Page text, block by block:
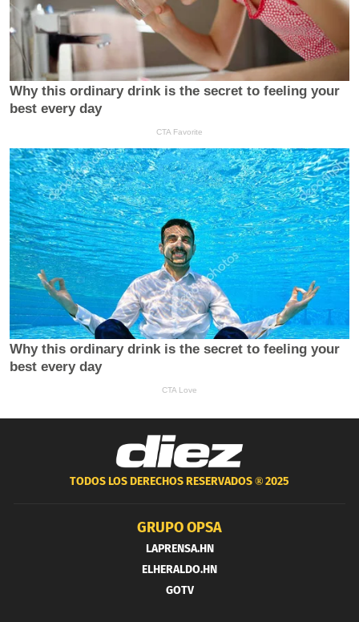
TODOS LOS DERECHOS RESERVADOS ®2025
GRUPO OPSA
LAPRENSA.HN
ELHERALDO.HN
GOTV